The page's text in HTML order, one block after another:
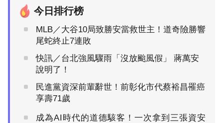
今日排行榜
MLB／大谷10局致勝安當救世主！道奇險勝響
尾蛇終止7連敗
快訊／台北強風驟雨「沒放颱風假」 蔣萬安
說明了！
民進黨資深前輩辭世！前彰化市代蔡裕昌罹癌
享壽71歲
成為AI時代的道德駭客！一次拿到三張資安